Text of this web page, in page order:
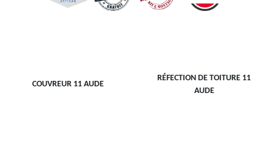
COUVREUR 11 AUDE
RÉFECTION DE TOITURE 11
AUDE